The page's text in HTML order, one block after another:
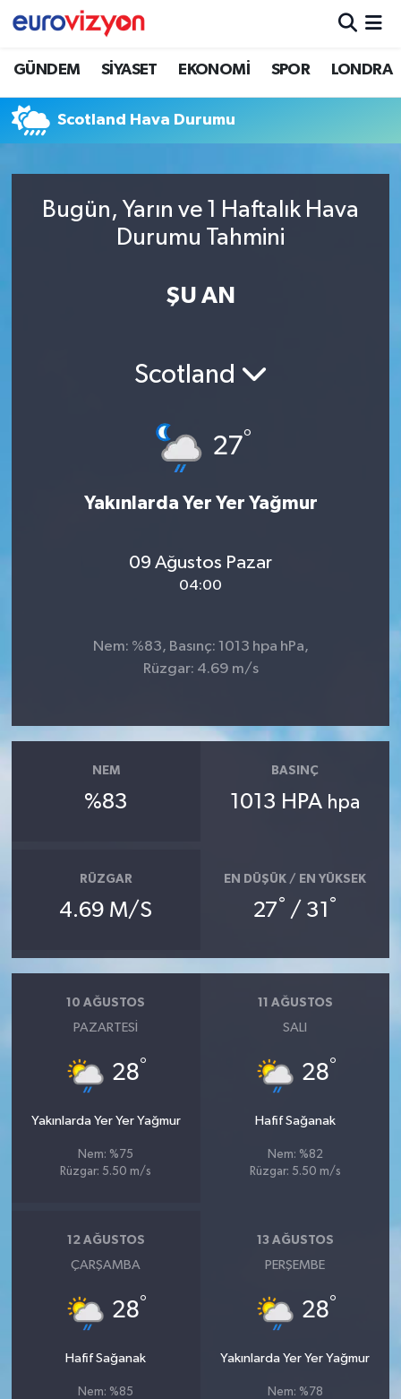
GÜNDEM SİYASET EKONOMİ SPOR LONDRA
Scotland Hava Durumu
Bugün, Yarın ve 1 Haftalık Hava
Durumu Tahmini
ŞU AN
Scotland
27°
Yakınlarda Yer Yer Yağmur
09 Ağustos Pazar
04:00
Nem: %83, Basınç: 1013 hpa hPa,
Rüzgar: 4.69 m/s
NEM
%83
BASINÇ
1013 HPA hpa
RÜZGAR
4.69 M/S
EN DÜŞÜK / EN YÜKSEK
27° / 31 °
10 AĞUSTOS
PAZARTESI
28°
Yakınlarda Yer Yer Yağmur
Nem: %75
Rüzgar: 5.50 m/s
11 AĞUSTOS
SALI
28°
Hafif Sağanak
Nem: %82
Rüzgar: 5.50 m/s
12 AĞUSTOS
ÇARŞAMBA
28°
Hafif Sağanak
Nem: %85
13 AĞUSTOS
PERŞEMBE
28°
Yakınlarda Yer Yer Yağmur
Nem: %78